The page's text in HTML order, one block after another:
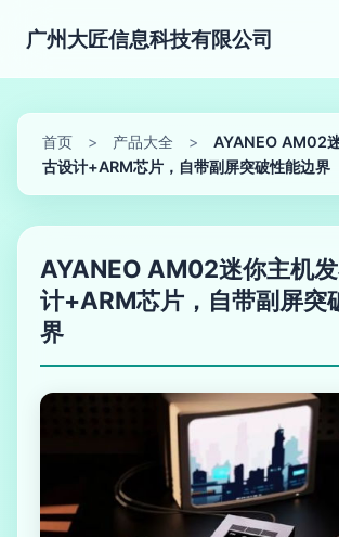
广州大匠信息科技有限公司
首页 > 产品大全 >
AYANEO AM02
古设计+ARM芯片，自带副屏突破性能边界
AYANEO AM02迷你主机
计+ARM芯片，自带副屏突
界